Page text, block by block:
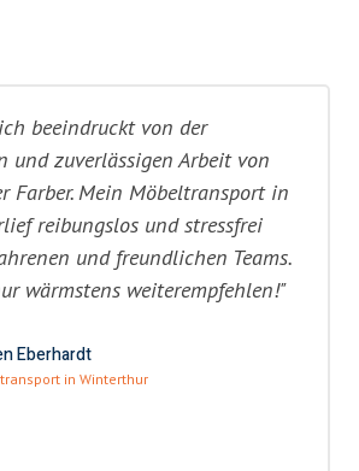
beeindruckt von der
und zuverlässigen Arbeit von
Farber. Mein Möbeltransport in
reibungslos und stressfrei
und freundlichen Teams.
wärmstens weiterempfehlen!"
Eberhardt
in Winterthur